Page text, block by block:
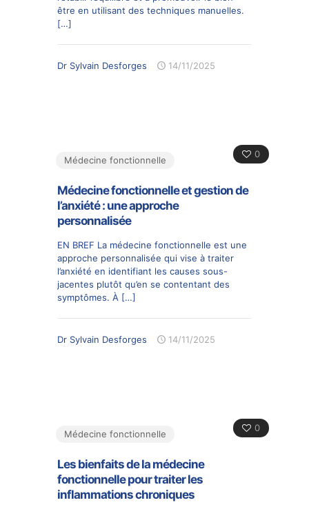
être en utilisant des techniques manuelles.
[…]
Dr Sylvain Desforges 14/11/2025
0
Médecine fonctionnelle
Médecine fonctionnelle et gestion de
l’anxiété : une approche
personnalisée
EN BREF La médecine fonctionnelle est une
approche personnalisée qui vise à traiter
l’anxiété en identifiant les causes sous-
jacentes plutôt qu’en se contentant des
symptômes. À […]
Dr Sylvain Desforges 14/11/2025
0
Médecine fonctionnelle
Les bienfaits de la médecine
fonctionnelle pour traiter les
inflammations chroniques